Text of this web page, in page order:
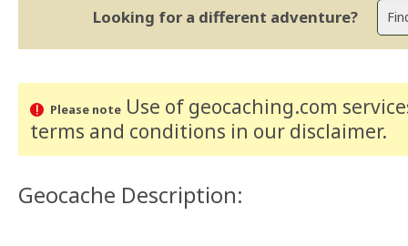
Looking for a different adventure?
Please noteUse of geocaching.com
terms and conditions in our disclaimer.
Geocache Description: